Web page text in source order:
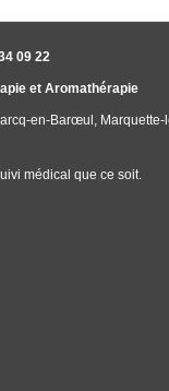
09 22
et Aromathérapie
en-Barœul,
médical que ce soit.